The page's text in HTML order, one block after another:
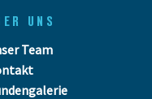
UNS
Team